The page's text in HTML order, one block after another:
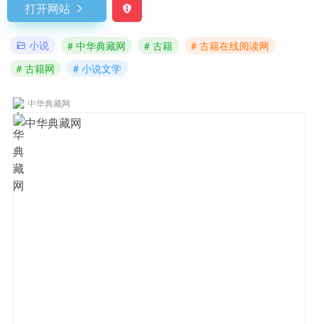
打开网站
小说 # 中华典藏网 # 古籍
# 古籍在线阅读网
# 古籍网
# 小说文学
中华典藏网